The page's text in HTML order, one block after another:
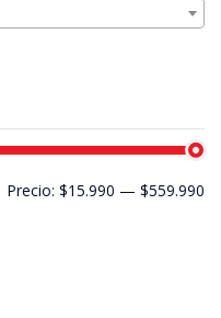
Precio: $15.990 — $559.990